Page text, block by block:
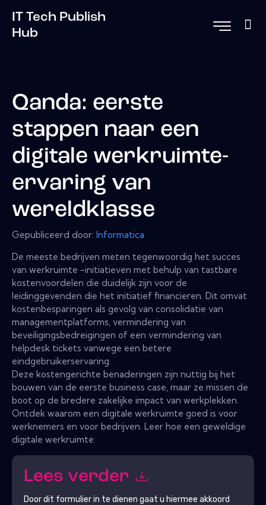
IT Tech Publish
Hub
Qanda: eerste
stappen naar een
digitale werkruimte-
ervaring van
wereldklasse
Gepubliceerd door: Informatica
De meeste bedrijven meten tegenwoordig het succes
van werkruimte -initiatieven met behulp van tastbare
kostenvoordelen die duidelijk zijn voor de
leidinggevenden die het initiatief financieren. Dit omvat
kostenbesparingen als gevolg van consolidatie van
managementplatforms, vermindering van
beveiligingsbedreigingen of een vermindering van
helpdesk tickets vanwege een betere
eindgebruikerservaring.
Deze kostengerichte benaderingen zijn nuttig bij het
bouwen van de eerste business case, maar ze missen de
boot op de bredere zakelijke impact van werkplekken.
Ontdek waarom een ​​digitale werkruimte goed is voor
werknemers en voor bedrijven. Leer hoe een geweldige
digitale werkruimte:
Lees verder
Door dit formulier in te dienen gaat u hiermee akkoord